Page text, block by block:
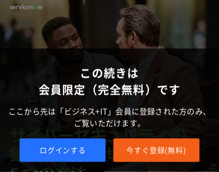
この続きは
会員限定（完全無料）です
ここから先は「ビジネス+IT」会員に登録された方のみ、
ご覧いただけます。
ログインする 今すぐ登録(無料)